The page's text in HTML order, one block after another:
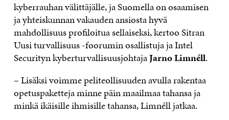
kyberrauhan välittäjälle, ja Suomella on osaamisen
ja yhteiskunnan vakauden ansiosta hyvä
mahdollisuus profiloitua sellaiseksi, kertoo Sitran
Uusi turvallisuus -foorumin osallistuja ja Intel
Securityn kyberturvallisuusjohtajaJarno Limnéll.
– Lisäksi voimme peliteollisuuden avulla rakentaa
opetuspaketteja minne päin maailmaa tahansa ja
minkä ikäisille ihmisille tahansa, Limnéll jatkaa.